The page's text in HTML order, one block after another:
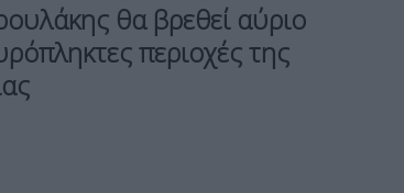
θα βρεθεί αύριο
περιοχές της